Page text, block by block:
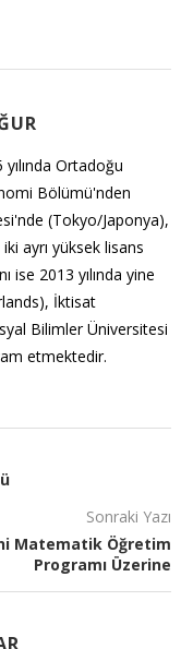
yılında Ortadoğu
Bölümü'nden
(Tokyo/Japonya),
ayrı yüksek lisans
ise 2013 yılında yine
İktisat
Bilimler Üniversitesi
etmektedir.
Sonraki Yazı
Matematik Öğretim
Programı Üzerine